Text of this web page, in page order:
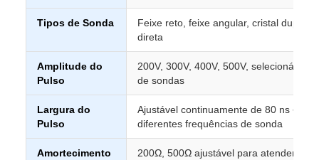
Tipos de Sonda
Feixe reto, feixe angular, cristal duplo
direta
Amplitude do
Pulso
200V, 300V, 400V, 500V, selecionável
de sondas
Largura do
Pulso
Ajustável continuamente de 80 ns ~
diferentes frequências de sonda
Amortecimento
200Ω, 500Ω ajustável para atender a